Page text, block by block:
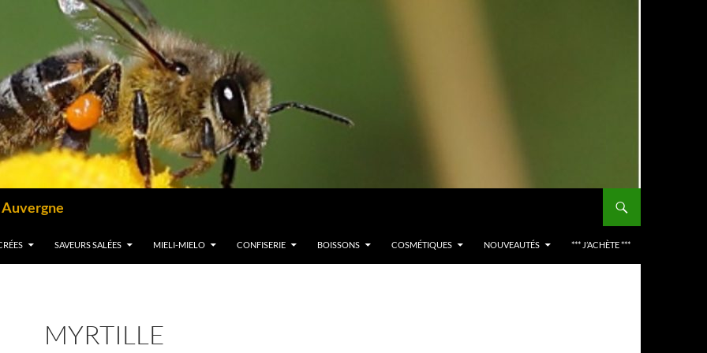
Auvergne
SAVEURS SALÉES MIELI-MIELO CONFISERIE BOISSONS COSMÉTIQUES NOUVEAUTÉS *** J’ACHÈTE ***
MYRTILLE